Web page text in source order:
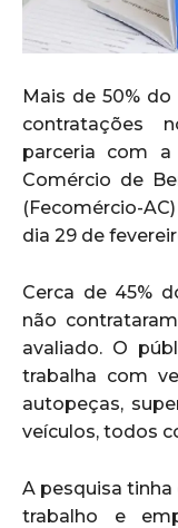
Mais de 50%
contratações
parceria com
Comércio de
(Fecomércio-
dia 29 de
Cerca de 45%
não
avaliado. O
trabalha com
autopeças,
veículos, todos
A pesquisa
trabalho e